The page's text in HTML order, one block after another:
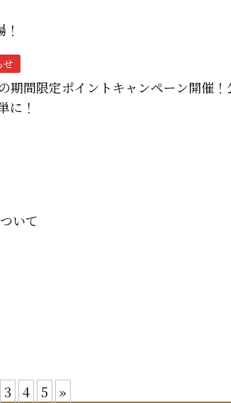
せ
期間限定ポイントキャンペーン開催！
に！
いて
3 4 5 »